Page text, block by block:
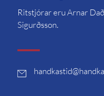
Ritstjórar eru Arnar
Sigurðsson.
handkastid